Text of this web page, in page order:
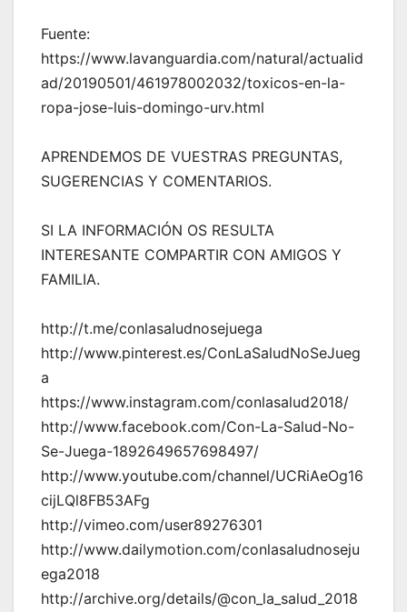
Fuente:
https://www.lavanguardia.com/natural/actualid
ad/20190501/461978002032/toxicos-en-la-
ropa-jose-luis-domingo-urv.html
APRENDEMOS DE VUESTRAS PREGUNTAS,
SUGERENCIAS Y COMENTARIOS.
SI LA INFORMACIÓN OS RESULTA
INTERESANTE COMPARTIR CON AMIGOS Y
FAMILIA.
http://t.me/conlasaludnosejuega
http://www.pinterest.es/ConLaSaludNoSeJueg
a
https://www.instagram.com/conlasalud2018/
http://www.facebook.com/Con-La-Salud-No-
Se-Juega-1892649657698497/
http://www.youtube.com/channel/UCRiAeOg16
cijLQl8FB53AFg
http://vimeo.com/user89276301
http://www.dailymotion.com/conlasaludnoseju
ega2018
http://archive.org/details/@con_la_salud_2018